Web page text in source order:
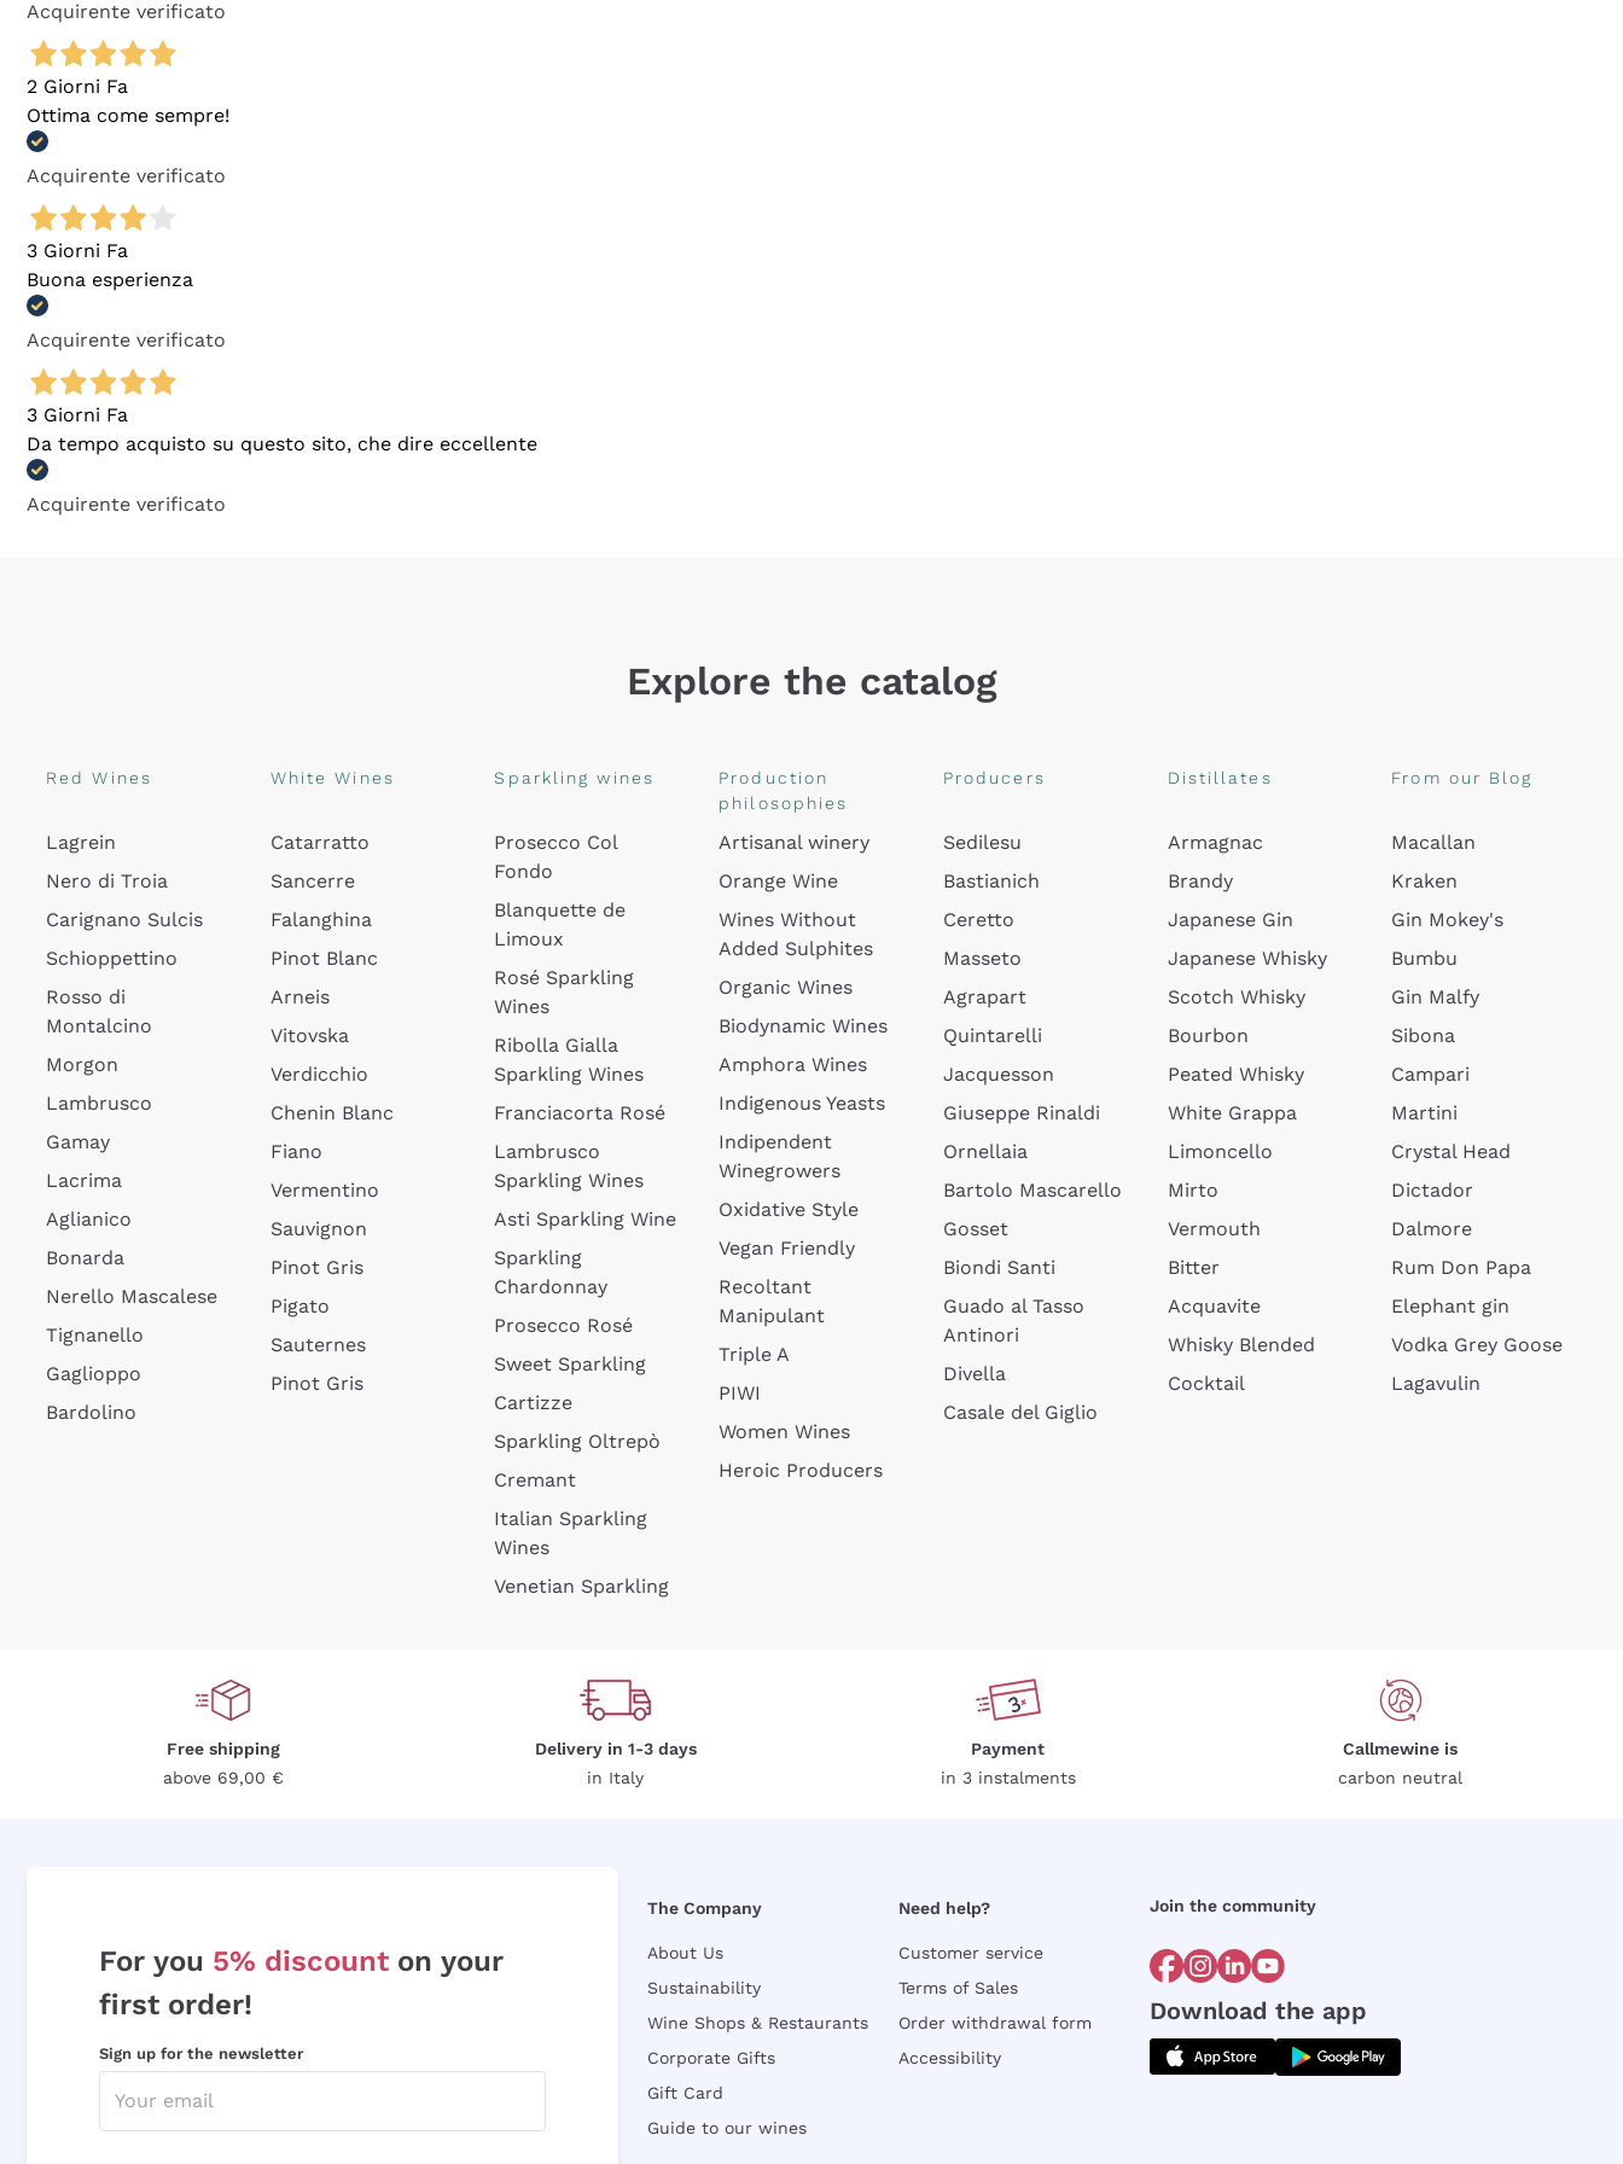
Acquirente verificato
2 Giorni Fa
Ottima come sempre!
Acquirente verificato
3 Giorni Fa
Buona esperienza
Acquirente verificato
3 Giorni Fa
Da tempo acquisto su questo sito, che dire eccellente
Acquirente verificato
Explore the catalog
Red Wines
Lagrein
Nero di Troia
Carignano Sulcis
Schioppettino
Rosso di
Montalcino
Morgon
Lambrusco
Gamay
Lacrima
Aglianico
Bonarda
Nerello Mascalese
Tignanello
Gaglioppo
Bardolino
White Wines
Catarratto
Sancerre
Falanghina
Pinot Blanc
Arneis
Vitovska
Verdicchio
Chenin Blanc
Fiano
Vermentino
Sauvignon
Pinot Gris
Pigato
Sauternes
Pinot Gris
Sparkling wines
Prosecco Col
Fondo
Blanquette de
Limoux
Rosé Sparkling
Wines
Ribolla Gialla
Sparkling Wines
Franciacorta Rosé
Lambrusco
Sparkling Wines
Asti Sparkling Wine
Sparkling
Chardonnay
Prosecco Rosé
Sweet Sparkling
Cartizze
Sparkling Oltrepò
Cremant
Italian Sparkling
Wines
Venetian Sparkling
Production
philosophies
Artisanal winery
Orange Wine
Wines Without
Added Sulphites
Organic Wines
Biodynamic Wines
Amphora Wines
Indigenous Yeasts
Indipendent
Winegrowers
Oxidative Style
Vegan Friendly
Recoltant
Manipulant
Triple A
PIWI
Women Wines
Heroic Producers
Producers
Sedilesu
Bastianich
Ceretto
Masseto
Agrapart
Quintarelli
Jacquesson
Giuseppe Rinaldi
Ornellaia
Bartolo Mascarello
Gosset
Biondi Santi
Guado al Tasso
Antinori
Divella
Casale del Giglio
Distillates
Armagnac
Brandy
Japanese Gin
Japanese Whisky
Scotch Whisky
Bourbon
Peated Whisky
White Grappa
Limoncello
Mirto
Vermouth
Bitter
Acquavite
Whisky Blended
Cocktail
From our Blog
Macallan
Kraken
Gin Mokey's
Bumbu
Gin Malfy
Sibona
Campari
Martini
Crystal Head
Dictador
Dalmore
Rum Don Papa
Elephant gin
Vodka Grey Goose
Lagavulin
Free shipping
above 69,00 €
Delivery in 1-3 days
in Italy
Payment
in 3 instalments
Callmewine is
carbon neutral
For you 5% discount on your
first order!
Sign up for the newsletter
The Company
About Us
Sustainability
Wine Shops & Restaurants
Corporate Gifts
Gift Card
Guide to our wines
Need help?
Customer service
Terms of Sales
Order withdrawal form
Accessibility
Join the community
Download the app